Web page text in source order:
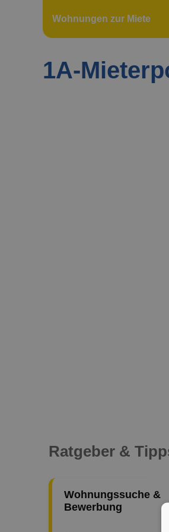
Wohnungen zur Miete
1A-
Ratgeber &
Wohnungssuche &
Bewerbung